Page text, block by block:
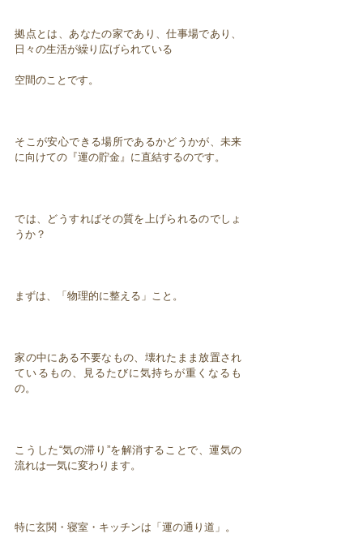
拠点とは、あなたの家であり、仕事場であり、
日々の生活が繰り広げられている
空間のことです。
そこが安心できる場所であるかどうかが、未来
に向けての『運の貯金』に直結するのです。
では、どうすればその質を上げられるのでしょ
うか？
まずは、「物理的に整える」こと。
家の中にある不要なもの、壊れたまま放置され
ているもの、見るたびに気持ちが重くなるも
の。
こうした“気の滞り”を解消することで、運気の
流れは一気に変わります。
特に玄関・寝室・キッチンは「運の通り道」。